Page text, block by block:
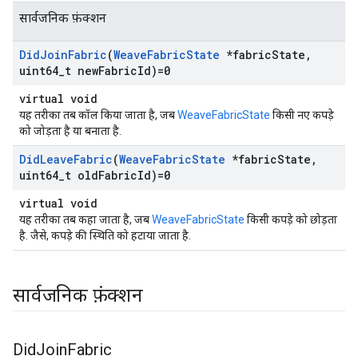
सार्वजनिक फ़ंक्शन
DidJoinFabric(WeaveFabricState *fabricState ,
uint64 t newFabricId)=0
virtual void
यह तरीका तब कॉल किया जाता है, जबWeaveFabricState किसी नए कपड़े
को जोड़ता है या बनाता है.
DidLeaveFabric(WeaveFabricState *fabricState ,
uint64 t oldFabricId)=0
virtual void
यह तरीका तब कहा जाता है, जबWeaveFabricState किसी कपड़े को छोड़ता
है. जैसे, कपड़े की स्थिति को हटाया जाता है.
सार्वजनिक फ़ंक्शन
DidJoinFabric